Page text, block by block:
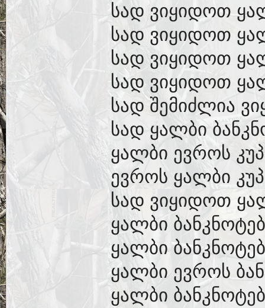
სად ვიყიდოთ
სად ვიყიდოთ
სად ვიყიდოთ
სად ვიყიდოთ
სად შემიძლია
სად ყალბი
ყალბი ევროს
ევროს ყალბი
სად ვიყიდოთ
ყალბი
ყალბი
ყალბი ევროს
ყალბი